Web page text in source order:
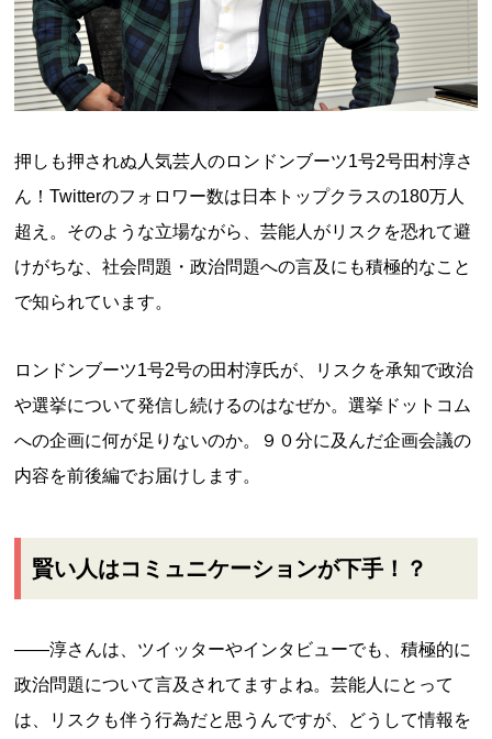
押しも押されぬ人気芸人のロンドンブーツ1号2号田村淳さ
ん！Twitterのフォロワー数は日本トップクラスの180万人
超え。そのような立場ながら、芸能人がリスクを恐れて避
けがちな、社会問題・政治問題への言及にも積極的なこと
で知られています。
ロンドンブーツ1号2号の田村淳氏が、リスクを承知で政治
や選挙について発信し続けるのはなぜか。選挙ドットコム
への企画に何が足りないのか。９０分に及んだ企画会議の
内容を前後編でお届けします。
賢い人はコミュニケーションが下手！？
——淳さんは、ツイッターやインタビューでも、積極的に
政治問題について言及されてますよね。芸能人にとって
は、リスクも伴う行為だと思うんですが、どうして情報を